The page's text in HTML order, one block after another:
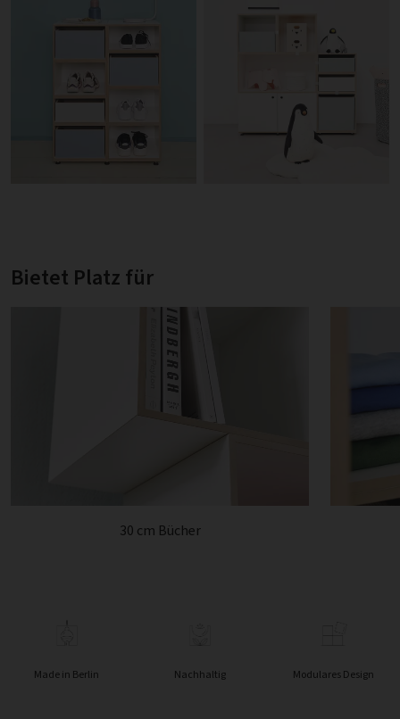
Bietet Platz für
30 cm Bücher
Made in Berlin Nachhaltig Modulares Design